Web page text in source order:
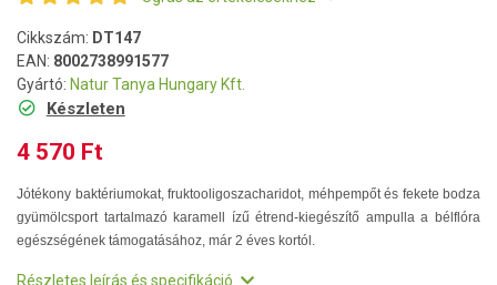
Cikkszám: DT147
EAN: 8002738991577
Gyártó: Natur Tanya Hungary Kft.
Készleten
4 570 Ft
Jótékony baktériumokat, fruktooligoszacharidot, méhpempőt és fekete bodza
gyümölcsport tartalmazó karamell ízű étrend-kiegészítő ampulla a bélflóra
egészségének támogatásához, már 2 éves kortól.
Részletes leírás és specifikáció